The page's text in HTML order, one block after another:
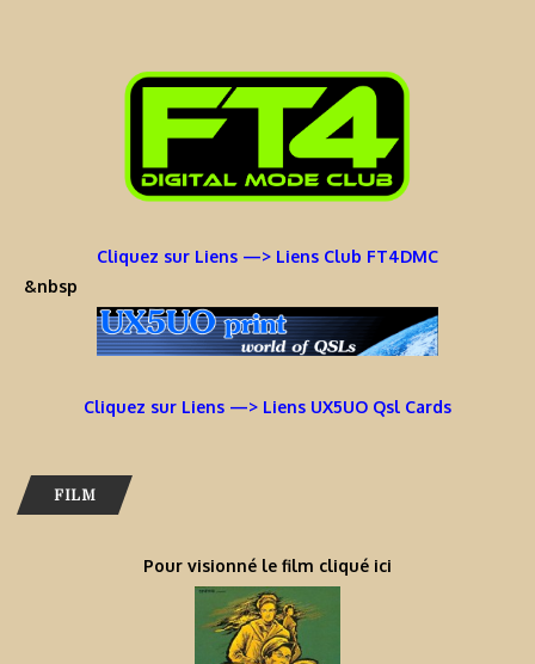
Cliquez sur Liens —> Liens Club FT4DMC
&nbsp
Cliquez sur Liens —> Liens UX5UO Qsl Cards
FILM
Pour visionné le film cliqué ici